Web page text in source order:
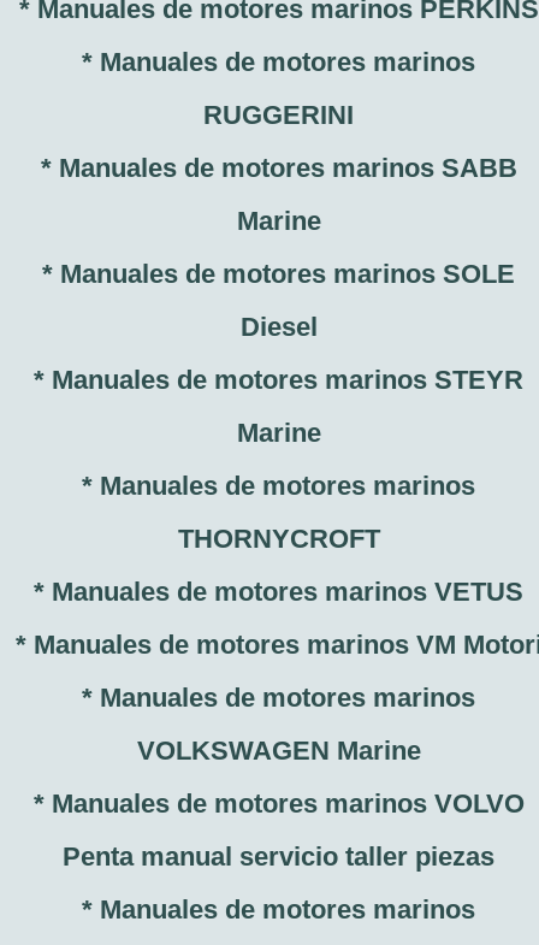
* Manuales de motores marinos PERKINS
* Manuales de motores marinos
RUGGERINI
* Manuales de motores marinos SABB
Marine
* Manuales de motores marinos SOLE
Diesel
* Manuales de motores marinos STEYR
Marine
* Manuales de motores marinos
THORNYCROFT
* Manuales de motores marinos VETUS
* Manuales de motores marinos VM
* Manuales de motores marinos
VOLKSWAGEN Marine
* Manuales de motores marinos VOLVO
Penta manual servicio taller piezas
* Manuales de motores marinos